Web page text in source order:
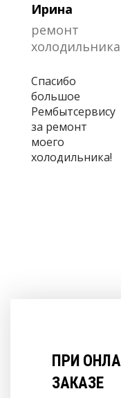
Ирина
ремонт
холодильника
Спасибо
большое
Рембытсервису
за ремонт
моего
холодильника!
ПРИ
ЗАКАЗЕ